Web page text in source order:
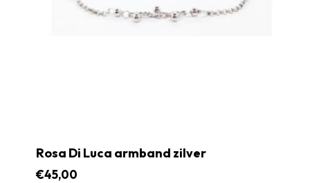
Rosa Di Luca armband zilver
€45,00